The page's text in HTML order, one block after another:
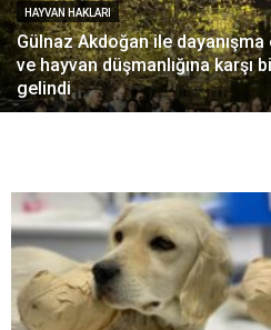
HAYVAN HAKLARI
Gülnaz Akdoğan ile dayanışma
ve hayvan düşmanlığına karşı
gelindi